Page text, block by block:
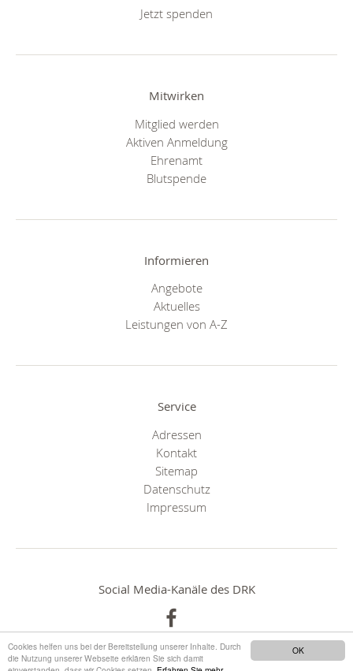
OK
Cookies helfen uns bei der Bereitstellung unserer Inhalte. Durch
die Nutzung unserer Webseite erklären Sie sich damit
Jetzt spenden
Mitwirken
Mitglied werden
Aktiven Anmeldung
Ehrenamt
Blutspende
Informieren
Angebote
Aktuelles
Leistungen von A-Z
Service
Adressen
Kontakt
Sitemap
Datenschutz
Impressum
Social Media-Kanäle des DRK